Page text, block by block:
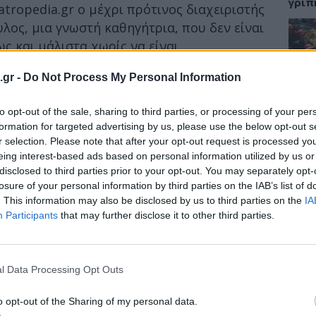
- Do Not Process My Personal Information
opt-out of the sale, sharing to third parties, or processing of your
for targeted advertising by us, please use the below opt-out
selection. Please note that after your opt-out request is processed
interest-based ads based on personal information utilized by us
to third parties prior to your opt-out. You may separately
of your personal information by third parties on the IAB’s list of
This information may also be disclosed by us to third parties on the
Participants that may further disclose it to other third parties.
Data Processing Opt Outs
opt-out of the Sharing of my personal data.
ο μέχρι πρότινος διαχειριστής
μια γνωστή καθηγήτρια, που δεν είναι
και μάλιστα χωρίς να είναι
της.
«Θεωρώ αυτονόητη την
μισθολογίου σύμφωνα με τις προτάσεις
άρχισαν να υλοποιούνται.
περιπτώσεις όπως γνωστής
εξωφρενικές αμοιβές, για έργο
επιμένει και στην αποζημίωσή της».
5